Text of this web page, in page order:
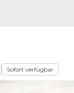
Sofort verfügbar